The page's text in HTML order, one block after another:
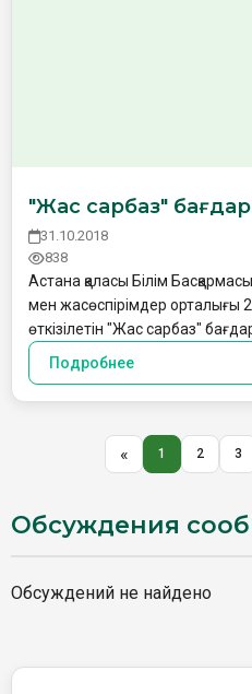
"Жас сарбаз"
31.10.2018
838
Астана қаласы Білім
мен жасөспірімдер орталығы
өткізілетін "Жас сарбаз"
Подробнее
« 1 2 3
Обсуждения
Обсуждений не найдено